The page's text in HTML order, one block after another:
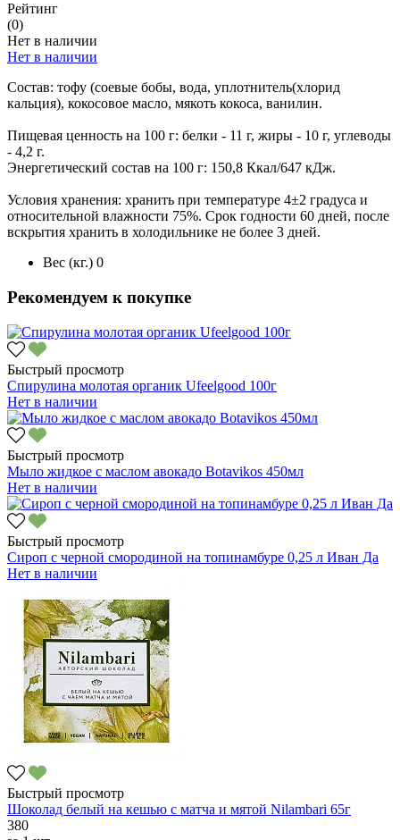
Рейтинг
(0)
Нет в наличии
Нет в наличии
Состав: тофу (соевые бобы, вода, уплотнитель(хлорид
кальция), кокосовое масло, мякоть кокоса, ванилин.
Пищевая ценность на 100 г: белки - 11 г, жиры - 10 г, углеводы
- 4,2 г.
Энергетический состав на 100 г: 150,8 Ккал/647 кДж.
Условия хранения: хранить при температуре 4±2 градуса и
относительной влажности 75%. Срок годности 60 дней, после
вскрытия хранить в холодильнике не более 3 дней.
Вес (кг.) 0
Рекомендуем к покупке
Быстрый просмотр
Спирулина молотая органик Ufeelgood 100г
Нет в наличии
Быстрый просмотр
Мыло жидкое с маслом авокадо Botavikos 450мл
Нет в наличии
Быстрый просмотр
Сироп с черной смородиной на топинамбуре 0,25 л Иван Да
Нет в наличии
Быстрый просмотр
Шоколад белый на кешью с матча и мятой Nilambari 65г
380